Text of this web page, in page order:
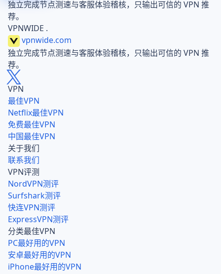
独立完成节点测速与客服体验稽核，只输出可信的 VPN 推
荐。
VPNWIDE .
vpnwide.com
独立完成节点测速与客服体验稽核，只输出可信的 VPN 推
荐。
VPN
最佳VPN
Netflix最佳VPN
免费最佳VPN
中国最佳VPN
关于我们
联系我们
VPN评测
NordVPN测评
Surfshark测评
快连VPN测评
ExpressVPN测评
分类最佳VPN
PC最好用的VPN
安卓最好用的VPN
iPhone最好用的VPN